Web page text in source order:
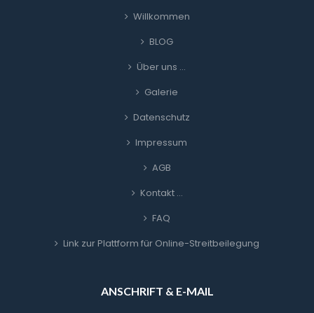
Willkommen
BLOG
Über uns …
Galerie
Datenschutz
Impressum
AGB
Kontakt …
FAQ
Link zur Plattform für Online-Streitbeilegung
ANSCHRIFT & E-MAIL